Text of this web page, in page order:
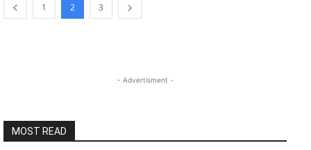
1 2 3
- Advertisment -
MOST READ